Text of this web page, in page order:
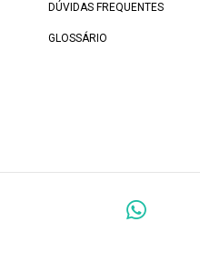
DÚVIDAS FREQUENTES
GLOSSÁRIO